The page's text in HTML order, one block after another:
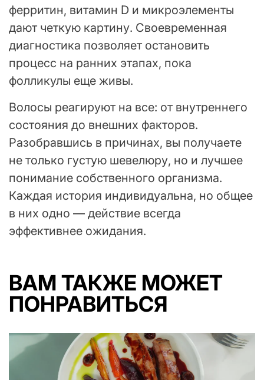
ферритин, витамин D и микроэлементы
дают четкую картину. Своевременная
диагностика позволяет остановить
процесс на ранних этапах, пока
фолликулы еще живы.
Волосы реагируют на все: от внутреннего
состояния до внешних факторов.
Разобравшись в причинах, вы получаете
не только густую шевелюру, но и лучшее
понимание собственного организма.
Каждая история индивидуальна, но общее
в них одно — действие всегда
эффективнее ожидания.
ВАМ ТАКЖЕ МОЖЕТ
ПОНРАВИТЬСЯ